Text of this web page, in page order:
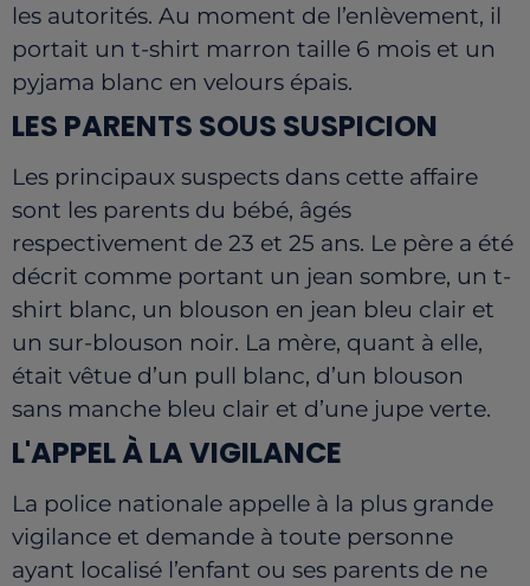
les autorités. Au moment de l’enlèvement, il
portait un t-shirt marron taille 6 mois et un
pyjama blanc en velours épais.
LES PARENTS SOUS SUSPICION
Les principaux suspects dans cette affaire
sont les parents du bébé, âgés
respectivement de 23 et 25 ans. Le père a été
décrit comme portant un jean sombre, un t-
shirt blanc, un blouson en jean bleu clair et
un sur-blouson noir. La mère, quant à elle,
était vêtue d’un pull blanc, d’un blouson
sans manche bleu clair et d’une jupe verte.
L'APPEL À LA VIGILANCE
La police nationale appelle à la plus grande
vigilance et demande à toute personne
ayant localisé l’enfant ou ses parents de ne